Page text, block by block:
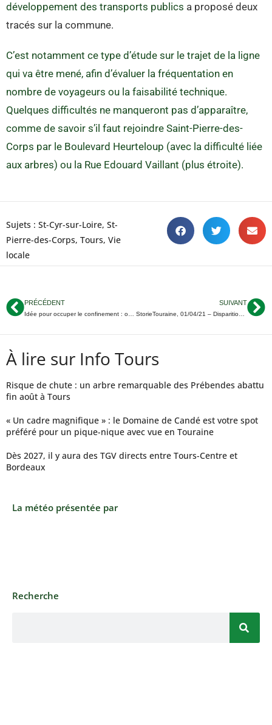
développement des transports publics a proposé deux
tracés sur la commune.
C’est notamment ce type d’étude sur le trajet de la ligne
qui va être mené, afin d’évaluer la fréquentation en
nombre de voyageurs ou la faisabilité technique.
Quelques difficultés ne manqueront pas d’apparaître,
comme de savoir s’il faut rejoindre Saint-Pierre-des-
Corps par le Boulevard Heurteloup (avec la difficulté liée
aux arbres) ou la Rue Edouard Vaillant (plus étroite).
Sujets : St-Cyr-sur-Loire, St-
Pierre-des-Corps, Tours, Vie
locale
PRÉCÉDENT
Idée pour occuper le confinement : on a testé l’Apéro Jeu spécial Touraine
SUIVANT
StorieTouraine, 01/04/21 – Disparition inquiétante à Luynes ; Accident mortel à Langeais ; Le 1er ministre en Touraine vendredi…
À lire sur Info Tours
Risque de chute : un arbre remarquable des Prébendes abattu
fin août à Tours
« Un cadre magnifique » : le Domaine de Candé est votre spot
préféré pour un pique-nique avec vue en Touraine
Dès 2027, il y aura des TGV directs entre Tours-Centre et
Bordeaux
La météo présentée par
Recherche